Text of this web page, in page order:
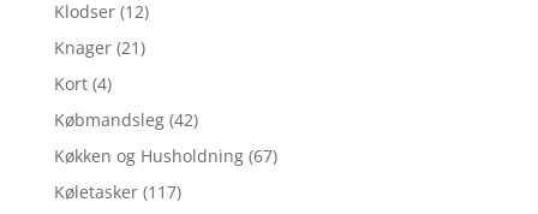
Klodser (12)
Knager (21)
Kort (4)
Købmandsleg (42)
Køkken og Husholdning (67)
Køletasker (117)